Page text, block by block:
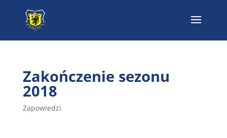
Zakończenie sezonu
2018
Zapowiedzi